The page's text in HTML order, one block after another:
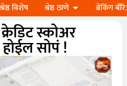
श्रेष्ठ विशेष श्रेष्ठ ठाणे ब्रेकिंग
क्रेडिट स्कोअर
सोपं !